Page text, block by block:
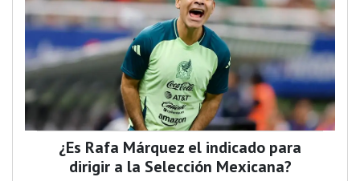
¿Es Rafa Márquez el indicado para
dirigir a la Selección Mexicana?